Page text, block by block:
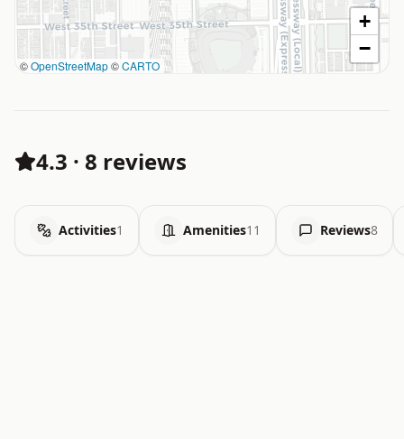
©OpenStreetMap©CARTO
+
−
4.3 · 8 reviews
Activities1 Amenities11 Reviews8